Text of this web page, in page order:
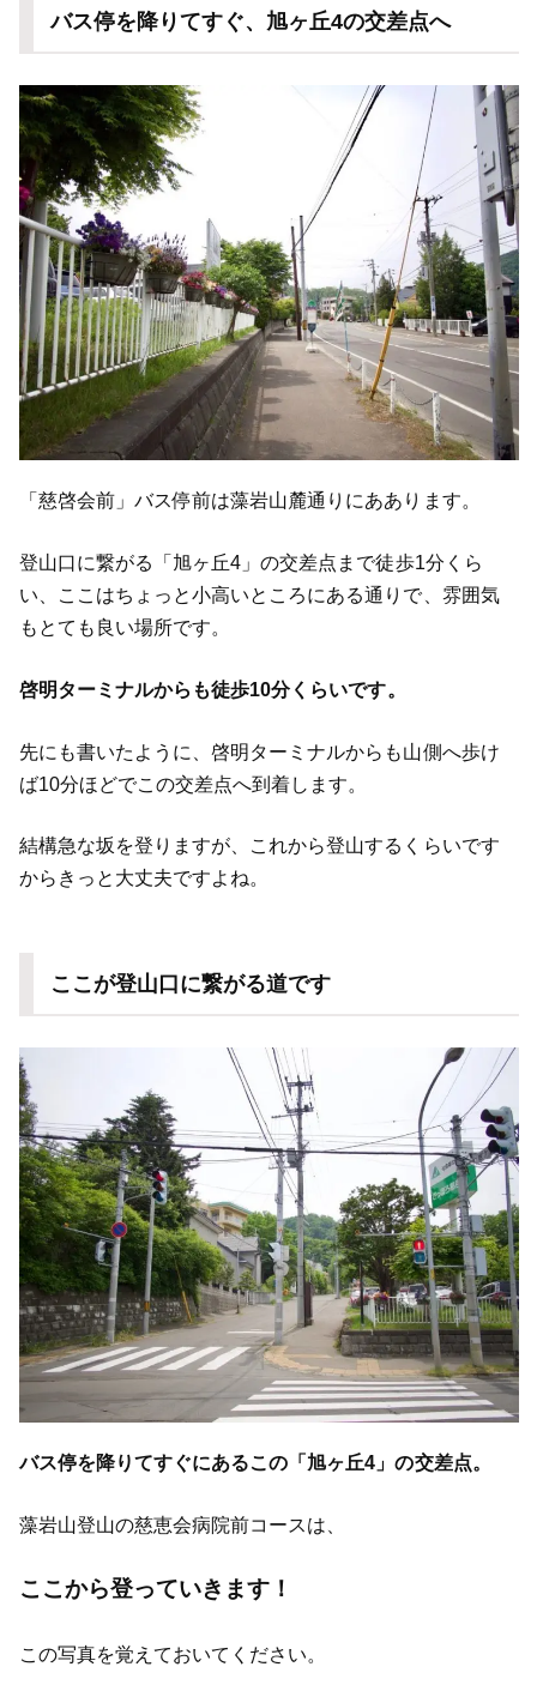
バス停を降りてすぐ、旭ヶ丘4の交差点へ
「慈啓会前」バス停前は藻岩山麓通りにああります。
登山口に繋がる「旭ヶ丘4」の交差点まで徒歩1分くら
い、ここはちょっと小高いところにある通りで、雰囲気
もとても良い場所です。
啓明ターミナルからも徒歩10分くらいです。
先にも書いたように、啓明ターミナルからも山側へ歩け
ば10分ほどでこの交差点へ到着します。
結構急な坂を登りますが、これから登山するくらいです
からきっと大丈夫ですよね。
ここが登山口に繋がる道です
バス停を降りてすぐにあるこの「旭ヶ丘4」の交差点。
藻岩山登山の慈恵会病院前コースは、
ここから登っていきます！
この写真を覚えておいてください。